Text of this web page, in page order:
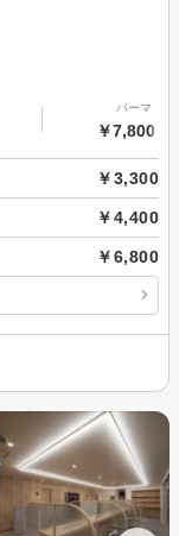
パーマ
￥7,800～
￥3,300
￥4,400
￥6,800